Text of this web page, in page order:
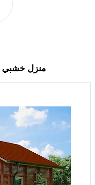
منزل خشبي 200 ملم2